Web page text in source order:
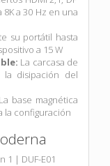
a 30 Hz en una
su portátil hasta
a 15 W
La carcasa de
disipación del
base magnética
la configuración
1 | DUF-E01